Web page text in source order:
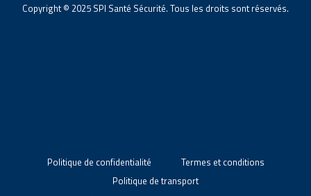
Copyright © 2025 SPI Santé Sécurité. Tous les droits sont réservés.
Politique de confidentialité
Termes et conditions
Politique de transport